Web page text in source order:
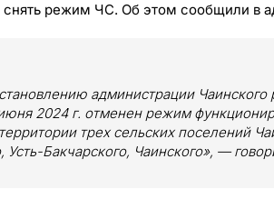
режим ЧС. Об этом сообщили в
администрации
2024 г. отменен режим
трех сельских поселений
Усть-Бакчарского, Чаинского», —